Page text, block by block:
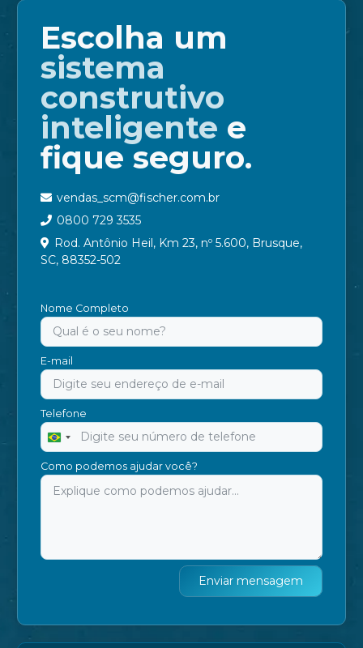
Escolha um
sistema
construtivo
inteligente e
fique seguro.
vendas_scm@fischer.com.br
0800 729 3535
Rod. Antônio Heil, Km 23, nº 5.600, Brusque,
SC, 88352-502
Nome Completo
E-mail
Telefone
Brazil
Como podemos ajudar você?
Enviar mensagem